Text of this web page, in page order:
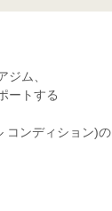
ジム、
ートする
コンディション)